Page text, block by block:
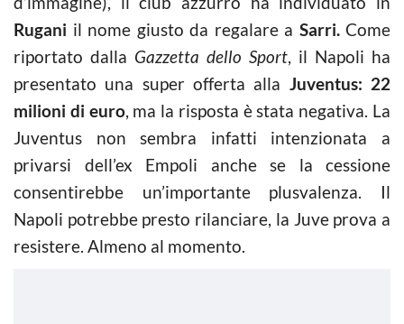
Rugani il nome giusto da regalare a Sarri.Come
riportato dalla Gazzetta dello Sport, il Napoli ha
presentato una super offerta alla Juventus: 22
milioni di euro, ma la risposta è stata negativa. La
Juventus non sembra infatti intenzionata a
privarsi dell’ex Empoli anche se la cessione
consentirebbe un’importante plusvalenza. Il
Napoli potrebbe presto rilanciare, la Juve prova a
resistere. Almeno al momento.